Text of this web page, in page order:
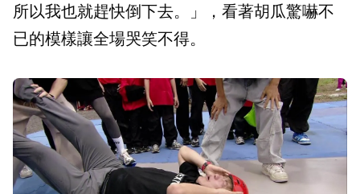
所以我也就趕快倒下去。」，看著胡瓜驚嚇不
已的模樣讓全場哭笑不得。